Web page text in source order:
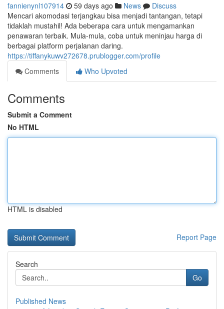
fannienynl107914 59 days ago News
Discuss
Mencari akomodasi terjangkau bisa menjadi tantangan, tetapi
tidaklah mustahil! Ada beberapa cara untuk mengamankan
penawaran terbaik. Mula-mula, coba untuk meninjau harga di
berbagai platform perjalanan daring.
https://tiffanykuwv272678.prublogger.com/profile
Comments
Who Upvoted
Comments
Submit a Comment
No HTML
HTML is disabled
Report Page
Search
Go
Published News